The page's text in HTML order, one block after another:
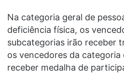
Na categoria geral de
deficiência física, os
subcategorias irão receber
os vencedores da categoria
receber medalha de